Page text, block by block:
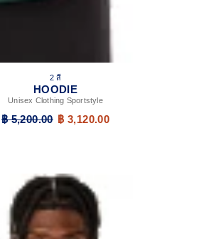
2 สี
HOODIE
Unisex Clothing Sportstyle
฿ 5,200.00 ฿ 3,120.00